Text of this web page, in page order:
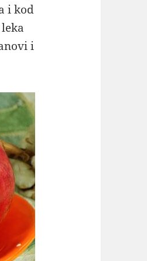
i kod
i